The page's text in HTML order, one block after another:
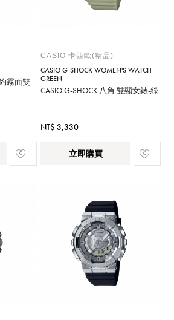
霧面雙
CASIO 卡西歐(精品)
CASIO G-SHOCK WOMEN'S WATCH-
GREEN
CASIO G-SHOCK 八角 雙顯女錶-綠
NT$ 3,330
立即購買